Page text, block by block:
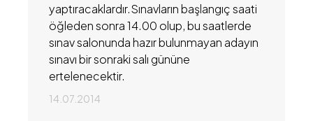
yaptıracaklardır.Sınavların başlangıç saati
öğleden sonra 14.00 olup, bu saatlerde
sınav salonunda hazır bulunmayan adayın
sınavı bir sonraki salı gününe
ertelenecektir.
14.07.2014